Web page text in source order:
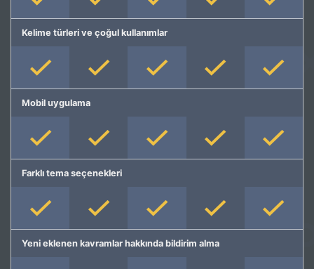
Kelime türleri ve çoğul kullanımlar
Mobil uygulama
Farklı tema seçenekleri
Yeni eklenen kavramlar hakkında bildirim alma